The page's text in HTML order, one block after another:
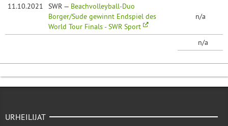
11.10.2021 SWR — Beachvolleyball-Duo
Borger/Sude gewinnt Endspiel des
World Tour Finals - SWR Sport
n/a
n/a
URHEILIJAT